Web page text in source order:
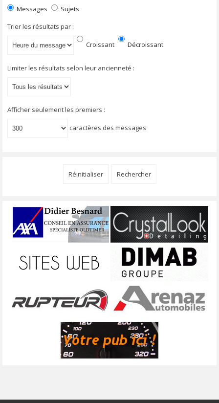
Messages
Sujets
Trier les résultats par :
Croissant Décroissant
Limiter les résultats selon leur ancienneté :
Afficher seulement les premiers :
caractères des messages